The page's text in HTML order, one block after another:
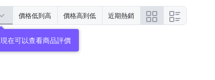
價格低到高 價格高到低 近期熱銷
現在可以查看商品評價